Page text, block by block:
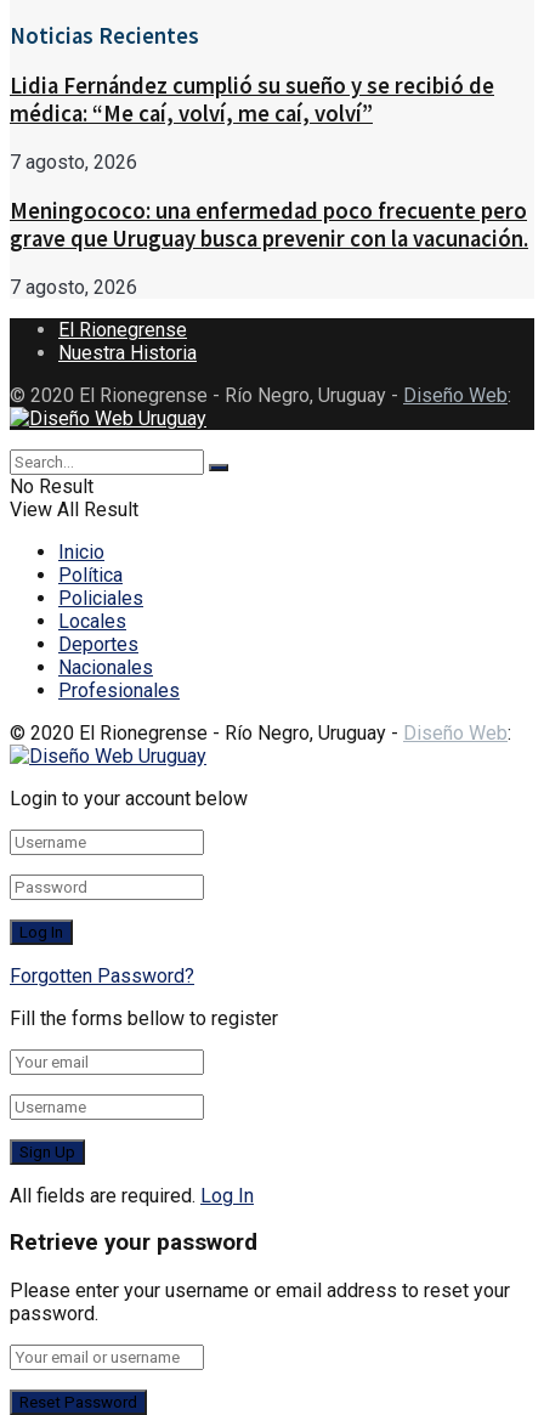
Noticias Recientes
Lidia Fernández cumplió su sueño y se recibió de
médica: “Me caí, volví, me caí, volví”
7 agosto, 2026
Meningococo: una enfermedad poco frecuente pero
grave que Uruguay busca prevenir con la vacunación.
7 agosto, 2026
El Rionegrense
Nuestra Historia
© 2020 El Rionegrense - Río Negro, Uruguay - Diseño Web:
No Result
View All Result
Inicio
Política
Policiales
Locales
Deportes
Nacionales
Profesionales
© 2020 El Rionegrense - Río Negro, Uruguay - Diseño Web:
Login to your account below
Forgotten Password?
Fill the forms bellow to register
All fields are required. Log In
Retrieve your password
Please enter your username or email address to reset your
password.